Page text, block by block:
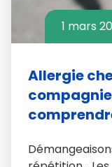
1 mars
Allergie